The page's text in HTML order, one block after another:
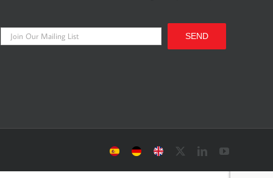
Sitio
Deutsche
UK
LinkedInYouTube